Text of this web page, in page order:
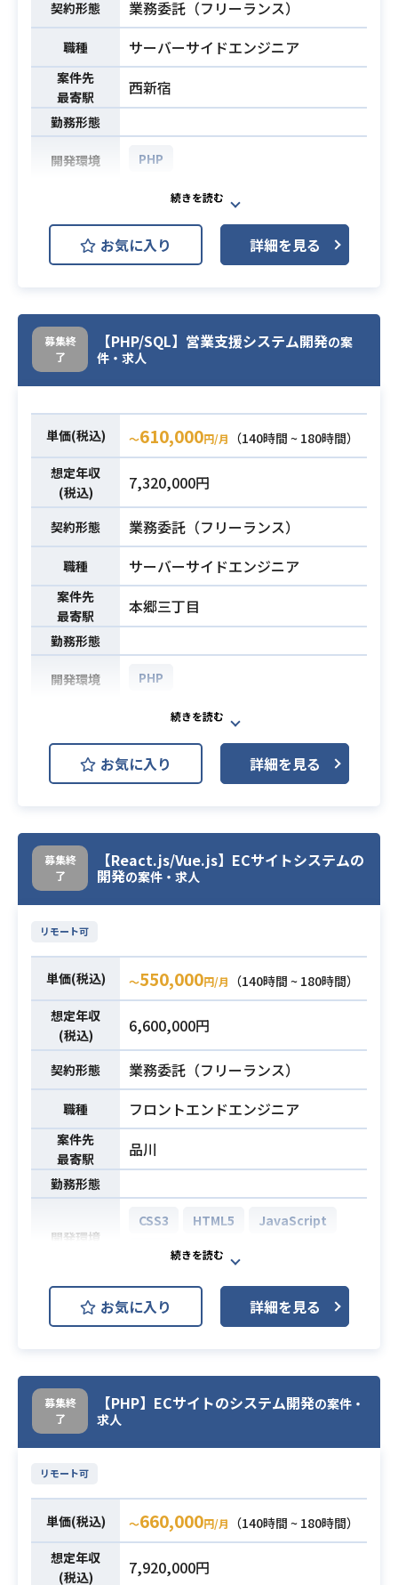
必須スキル
ただきます。
・PHPでのWeb開発経験（要件定
義〜テスト）
・ECサイト開発経験
・Git使用経験
契約形態 業務委託（フリーランス）
職種 サーバーサイドエンジニア
案件先
最寄駅
西新宿
勤務形態
開発環境 PHP
業務内容
広告配信企業向け請求及び人事関連
システム開発にサーバーサイドエン
ジニアとして携わっていただきま
す。
・LAMP環境での開発を設計から担
当
必須スキル
お気に入り 詳細を見る
募集終
了
【PHP/SQL】営業支援システム開発の案
件・求人
単価(税込) 〜610,000円/月
（140時間 ~ 180時間）
想定年収
(税込)
7,320,000円
契約形態 業務委託（フリーランス）
職種 サーバーサイドエンジニア
案件先
最寄駅
本郷三丁目
勤務形態
開発環境 PHP
業務内容
営業支援システムの開発にサーバー
サイドエンジニアとして携わってい
ただきます。
【案件詳細】
必須スキル
・PHPでの開発経験が3年以上
・SQLの知識
お気に入り 詳細を見る
募集終
了
【React.js/Vue.js】ECサイトシステムの
開発の案件・求人
リモート可
単価(税込) 〜550,000円/月
（140時間 ~ 180時間）
想定年収
(税込)
6,600,000円
契約形態 業務委託（フリーランス）
職種 フロントエンドエンジニア
案件先
最寄駅
品川
勤務形態
開発環境
CSS3 HTML5
JavaScript
ECサイトシステムの開発PJにフロン
トエンドエンジニアとして携わって
（EC関連）のUI部分の設計・開発
・React、Vue.jsでの開発経験
お気に入り 詳細を見る
募集終
了
【PHP】ECサイトのシステム開発の案件・
求人
リモート可
単価(税込) 〜660,000円/月
（140時間 ~ 180時間）
想定年収
(税込)
7,920,000円